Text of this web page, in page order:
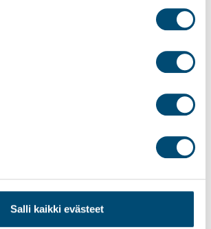
kun olet käyttänyt heidän
Salli kaikki evästeet
reCAPTCHA